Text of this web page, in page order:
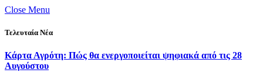
Close Menu
Τελευταία Νέα
Κάρτα Αγρότη: Πώς θα ενεργοποιείται ψηφιακά από τις 28
Αυγούστου